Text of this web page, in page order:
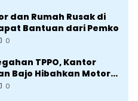
dan Rumah Rusak di
Bantuan dari Pemko
0
TPPO, Kantor
Bajo Hibahkan Motor
Desa di
0